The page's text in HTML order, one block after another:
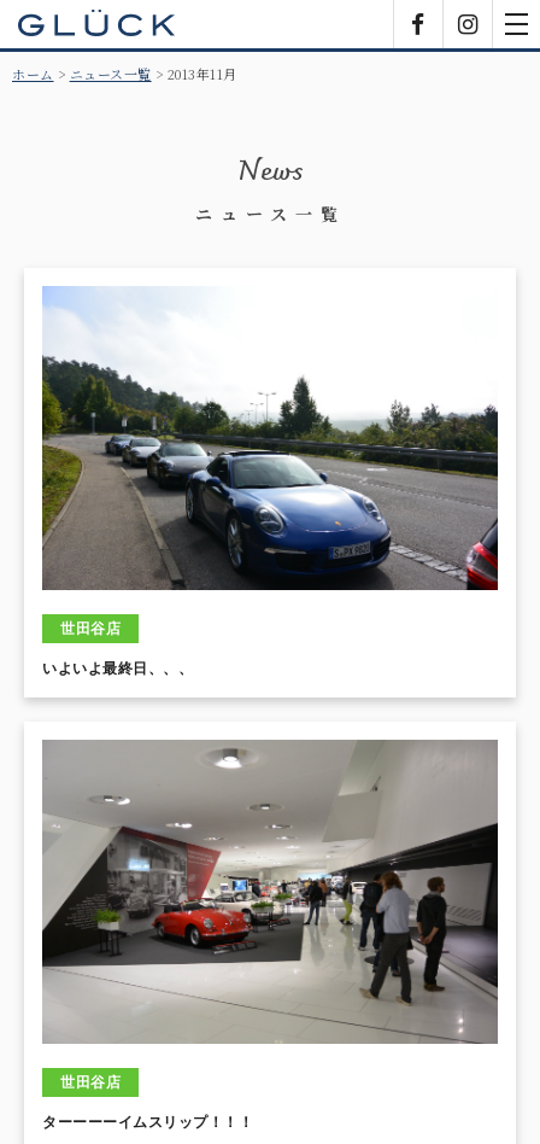
ホーム ニュース一覧 2013年11月
News
ニュース一覧
世田谷店
いよいよ最終日、、、
世田谷店
ターーーーイムスリップ！！！